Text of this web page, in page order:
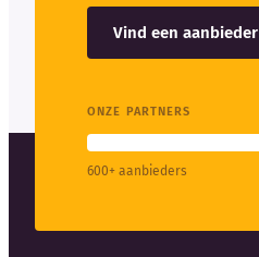
Vind een aanbieder
ONZE PARTNERS
600+ aanbieders